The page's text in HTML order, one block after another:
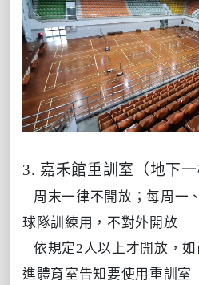
3. 嘉禾館重訓室（地下一
周末一律不開放；每周一
球隊訓練用，不對外開放
依規定2人以上才開放，
進體育室告知要使用重訓室